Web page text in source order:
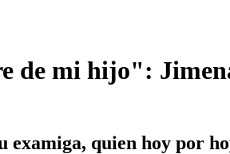
de mi hijo":
quien hoy por